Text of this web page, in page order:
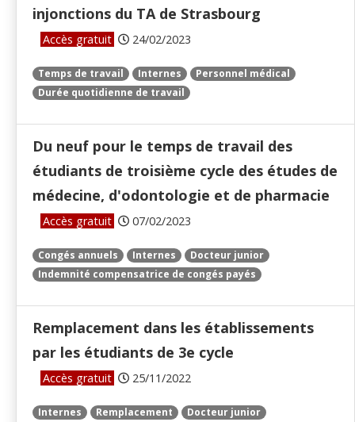
injonctions du TA de Strasbourg
Accès gratuit 24/02/2023
Temps de travail Internes
Personnel médical
Durée quotidienne de travail
Du neuf pour le temps de travail des
étudiants de troisième cycle des études de
médecine, d'odontologie et de pharmacie
Accès gratuit 07/02/2023
Congés annuels Internes
Docteur junior
Indemnité compensatrice de congés payés
Remplacement dans les établissements
par les étudiants de 3e cycle
Accès gratuit 25/11/2022
Internes Remplacement Docteur junior